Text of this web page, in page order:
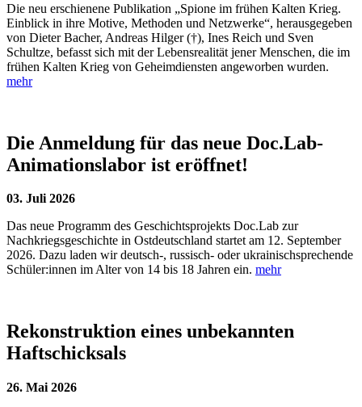
Die neu erschienene Publikation „Spione im frühen Kalten Krieg.
Einblick in ihre Motive, Methoden und Netzwerke“, herausgegeben
von Dieter Bacher, Andreas Hilger (†), Ines Reich und Sven
Schultze, befasst sich mit der Lebensrealität jener Menschen, die im
frühen Kalten Krieg von Geheimdiensten angeworben wurden.
mehr
Die Anmeldung für das neue Doc.Lab-
Animationslabor ist eröffnet!
03. Juli 2026
Das neue Programm des Geschichtsprojekts Doc.Lab zur
Nachkriegsgeschichte in Ostdeutschland startet am 12. September
2026. Dazu laden wir deutsch-, russisch- oder ukrainischsprechende
Schüler:innen im Alter von 14 bis 18 Jahren ein. mehr
Rekonstruktion eines unbekannten
Haftschicksals
26. Mai 2026